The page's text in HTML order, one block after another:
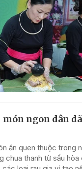
ngon dân
ăn quen thuộc trong
chua thanh từ sấu hòa